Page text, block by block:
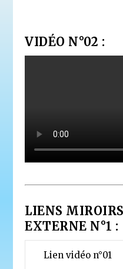
VIDÉO N°02 :
LIENS
EXTERNE N°1 :
Lien vidéo n°01